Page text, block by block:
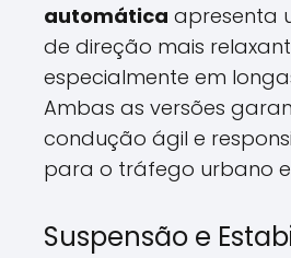
automática apresenta
de direção mais
especialmente em
Ambas as versões
condução ágil e
para o tráfego urbano
Suspensão e